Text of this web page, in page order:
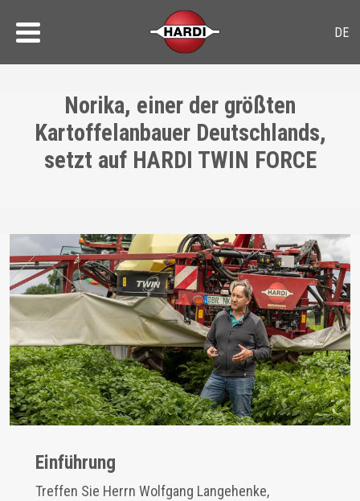
Norika, einer der größten
Kartoffelanbauer Deutschlands,
setzt auf HARDI TWIN FORCE
Einführung
Treffen Sie Herrn Wolfgang Langehenke,